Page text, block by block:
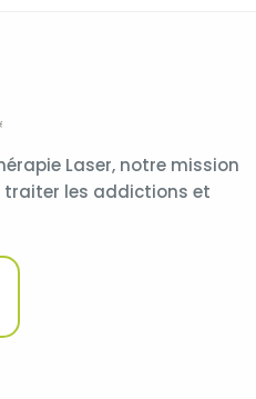
Laser, notre mission
traiter les addictions et